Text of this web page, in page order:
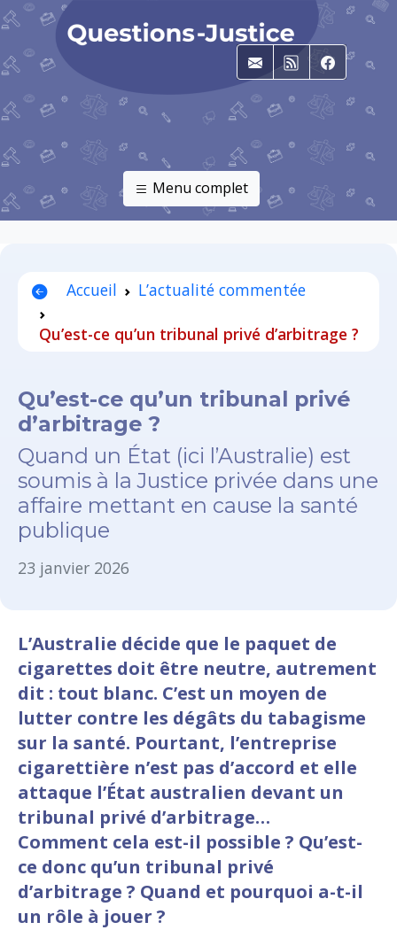
E-mailRSS
Menu complet
Accueil L’actualité commentée
Qu’est-ce qu’un tribunal privé d’arbitrage ?
Qu’est-ce qu’un tribunal privé
d’arbitrage ?
Quand un État (ici l’Australie) est
soumis à la Justice privée dans une
affaire mettant en cause la santé
publique
23 janvier 2026
L’Australie décide que le paquet de
cigarettes doit être neutre, autrement
dit : tout blanc. C’est un moyen de
lutter contre les dégâts du tabagisme
sur la santé. Pourtant, l’entreprise
cigarettière n’est pas d’accord et elle
attaque l’État australien devant un
tribunal privé d’arbitrage…
Comment cela est-il possible ? Qu’est-
ce donc qu’un tribunal privé
d’arbitrage ? Quand et pourquoi a-t-il
un rôle à jouer ?